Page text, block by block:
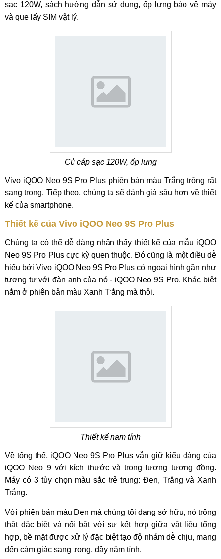
sạc 120W, sách hướng dẫn sử dụng, ốp lưng bảo vệ máy
và que lấy SIM vật lý.
Củ cáp sạc 120W, ốp lưng
Vivo iQOO Neo 9S Pro Plus phiên bản màu Trắng trông rất
sang trọng. Tiếp theo, chúng ta sẽ đánh giá sâu hơn về thiết
kế của smartphone.
Thiết kế của Vivo iQOO Neo 9S Pro Plus
Chúng ta có thể dễ dàng nhận thấy thiết kế của mẫu iQOO
Neo 9S Pro Plus cực kỳ quen thuộc. Đó cũng là một điều dễ
hiểu bởi Vivo iQOO Neo 9S Pro Plus có ngoại hình gần như
tương tự với đàn anh của nó - iQOO Neo 9S Pro. Khác biệt
nằm ở phiên bản màu Xanh Trắng mà thôi.
Thiết kế nam tính
Về tổng thể, iQOO Neo 9S Pro Plus vẫn giữ kiểu dáng của
iQOO Neo 9 với kích thước và trọng lượng tương đồng.
Máy có 3 tùy chọn màu sắc trẻ trung: Đen, Trắng và Xanh
Trắng.
Với phiên bản màu Đen mà chúng tôi đang sở hữu, nó trông
thật đặc biệt và nổi bật với sự kết hợp giữa vật liệu tổng
hợp, bề mặt được xử lý đặc biệt tạo độ nhám dễ chịu, mang
đến cảm giác sang trọng, đầy năm tính.